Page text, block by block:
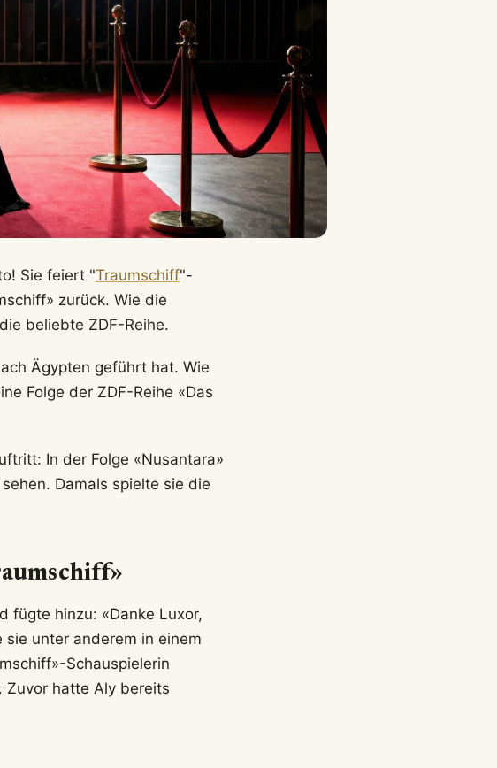
Sie feiert "Traumschiff"-
zurück. Wie die
beliebte ZDF-Reihe.
Ägypten geführt hat. Wie
Folge der ZDF-Reihe «Das
In der Folge «Nusantara»
Damals spielte sie die
fügte hinzu: «Danke Luxor,
sie unter anderem in einem
Schauspielerin
Zuvor hatte Aly bereits